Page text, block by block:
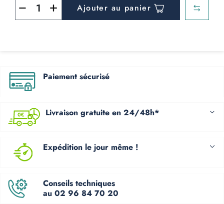
Ajouter au panier
Paiement sécurisé
Livraison gratuite en 24/48h*
Expédition le jour même !
Conseils techniques
au 02 96 84 70 20